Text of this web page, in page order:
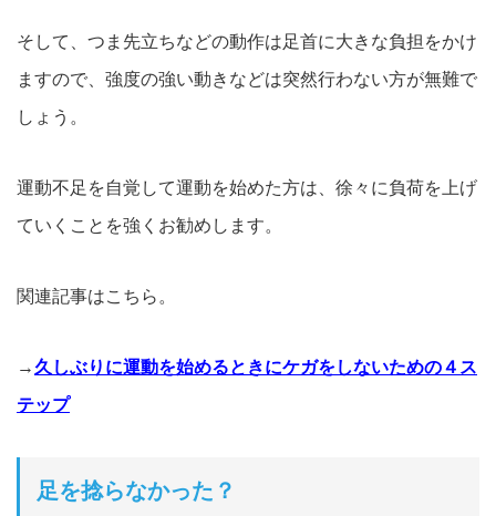
そして、つま先立ちなどの動作は足首に大きな負担をかけ
ますので、強度の強い動きなどは突然行わない方が無難で
しょう。
運動不足を自覚して運動を始めた方は、徐々に負荷を上げ
ていくことを強くお勧めします。
関連記事はこちら。
→久しぶりに運動を始めるときにケガをしないための４ス
テップ
足を捻らなかった？